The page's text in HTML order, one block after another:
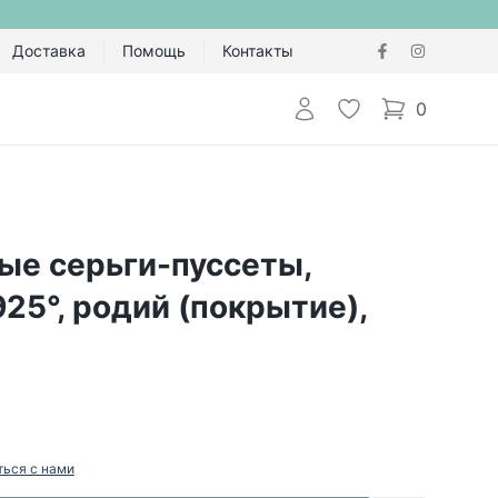
Доставка Помощь Контакты
Авторизоваться
Избранное
0
items in cart,
серьги-пуссеты,
родий (покрытие),
с нами